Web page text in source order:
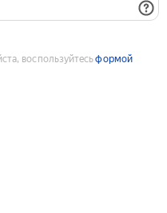
воспользуйтесьформой